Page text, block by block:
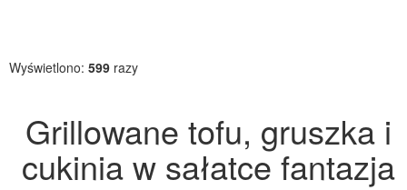
Wyświetlono: 599 razy
Grillowane tofu, gruszka i
cukinia w sałatce fantazja